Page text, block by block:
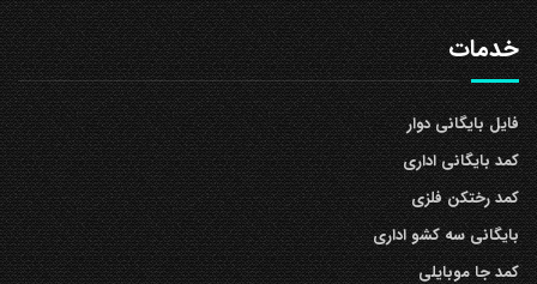
خدمات
فایل بایگانی دوار
کمد بایگانی اداری
کمد رختکن فلزی
بایگانی سه کشو اداری
کمد جا موبایلی